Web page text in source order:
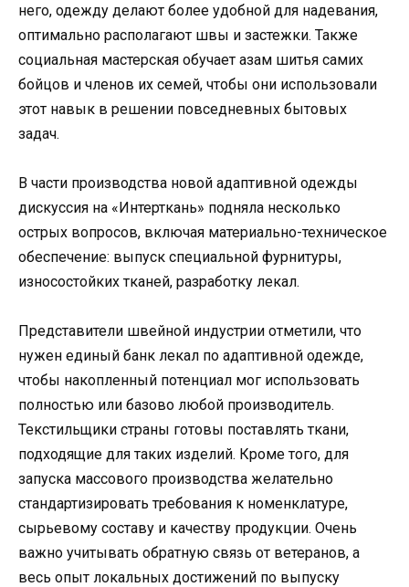
него, одежду делают более удобной для надевания,
оптимально располагают швы и застежки. Также
социальная мастерская обучает азам шитья самих
бойцов и членов их семей, чтобы они использовали
этот навык в решении повседневных бытовых
задач.
В части производства новой адаптивной одежды
дискуссия на «Интерткань» подняла несколько
острых вопросов, включая материально-техническое
обеспечение: выпуск специальной фурнитуры,
износостойких тканей, разработку лекал.
Представители швейной индустрии отметили, что
нужен единый банк лекал по адаптивной одежде,
чтобы накопленный потенциал мог использовать
полностью или базово любой производитель.
Текстильщики страны готовы поставлять ткани,
подходящие для таких изделий. Кроме того, для
запуска массового производства желательно
стандартизировать требования к номенклатуре,
сырьевому составу и качеству продукции. Очень
важно учитывать обратную связь от ветеранов, а
весь опыт локальных достижений по выпуску